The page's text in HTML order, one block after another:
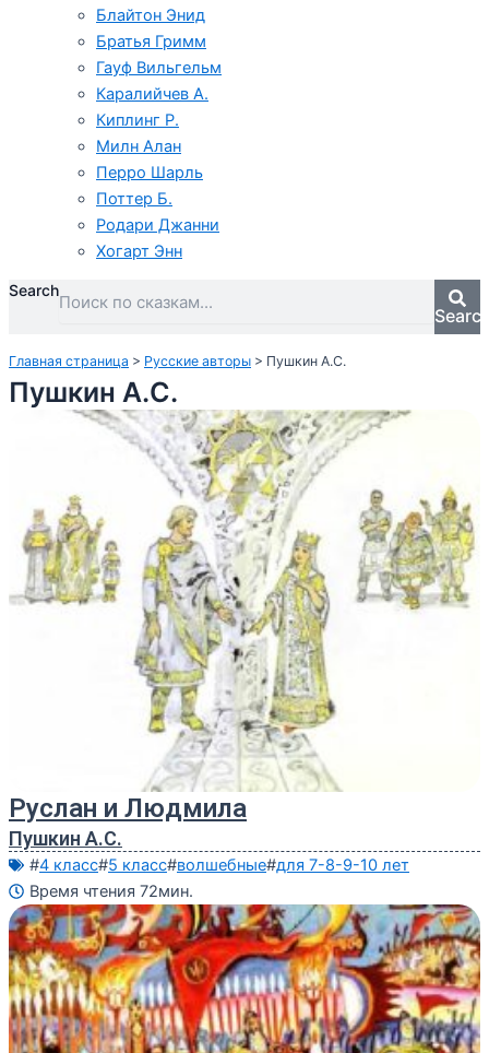
Блайтон Энид
Братья Гримм
Гауф Вильгельм
Каралийчев А.
Киплинг Р.
Милн Алан
Перро Шарль
Поттер Б.
Родари Джанни
Хогарт Энн
Search
Главная страница > Русские авторы > Пушкин А.С.
Пушкин А.С.
Руслан и Людмила
Пушкин А.С.
#4 класс#5 класс#волшебные#для 7-8-9-10 лет
Время чтения 72мин.